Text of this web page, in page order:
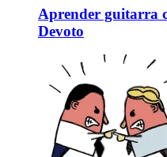
Aprender guitarra
Devoto